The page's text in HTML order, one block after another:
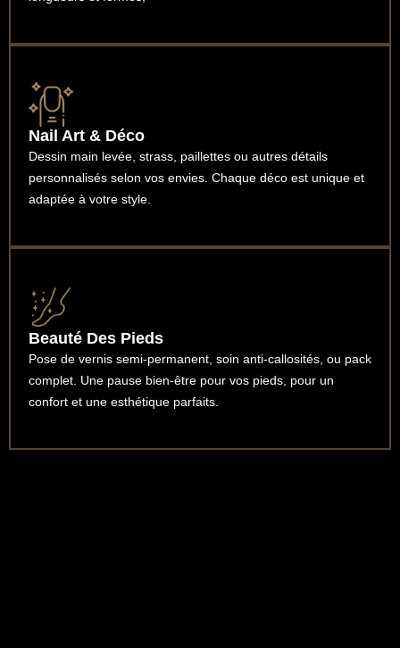
Nail Art & Déco
Dessin main levée, strass, paillettes ou autres détails
personnalisés selon vos envies. Chaque déco est unique et
adaptée à votre style.
Beauté Des Pieds
Pose de vernis semi-permanent, soin anti-callosités, ou pack
complet. Une pause bien-être pour vos pieds, pour un
confort et une esthétique parfaits.